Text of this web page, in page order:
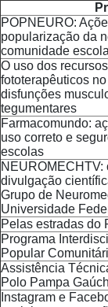
POPNEURO:
popularização da
comunidade
O uso dos
fototerapêuticos
disfunções
tegumentares
Farmacomundo:
uso correto e
escolas
divulgação
Grupo de
Universidade
Pelas estradas do
Programa
Popular
Assistência
Polo Pampa
Instagram e